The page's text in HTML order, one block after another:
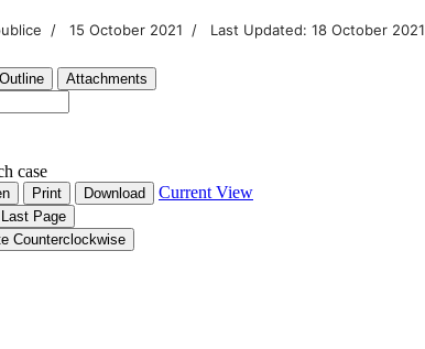
15 October 2021 Last Updated: 18 October 2021